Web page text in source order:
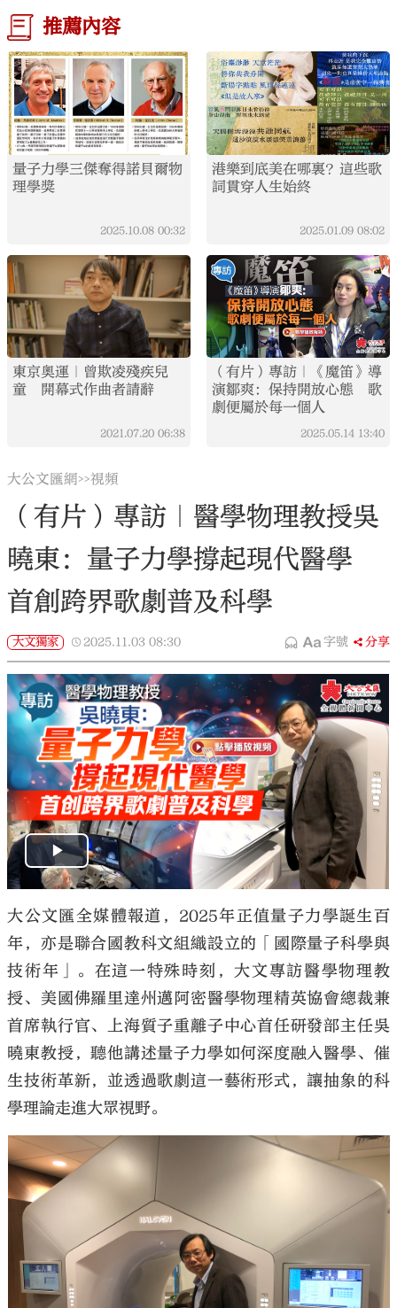
推薦內容
量子力學三傑奪得諾貝爾物
理學獎
2025.10.08 00:32
港樂到底美在哪裏？這些歌
詞貫穿人生始終
2025.01.09 08:02
東京奧運｜曾欺凌殘疾兒
童 開幕式作曲者請辭
2021.07.20 06:38
（有片）專訪｜《魔笛》導
演鄒爽：保持開放心態 歌
劇便屬於每一個人
2025.05.14 13:40
大公文匯網>>視頻
（有片）專訪｜醫學物理教授吳
曉東：量子力學撐起現代醫學
首創跨界歌劇普及科學
大文獨家 2025.11.03 08:30 字號 分享
大公文匯全媒體報道，2025年正值量子力學誕生百
年，亦是聯合國教科文組織設立的「國際量子科學與
技術年」。在這一特殊時刻，大文專訪醫學物理教
授、美國佛羅里達州邁阿密醫學物理精英協會總裁兼
首席執行官、上海質子重離子中心首任研發部主任吳
曉東教授，聽他講述量子力學如何深度融入醫學、催
生技術革新，並透過歌劇這一藝術形式，讓抽象的科
學理論走進大眾視野。